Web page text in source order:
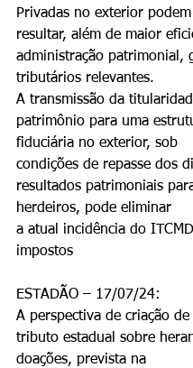
Privadas no exterior podem
resultar, além de maior
administração patrimonial,
tributários relevantes.
A transmissão da
patrimônio para uma
fiduciária no exterior, sob
condições de repasse dos
resultados patrimoniais
herdeiros, pode eliminar
a atual incidência do
impostos
ESTADÃO – 17/07/24:
A perspectiva de criação
tributo estadual sobre
doações, prevista na